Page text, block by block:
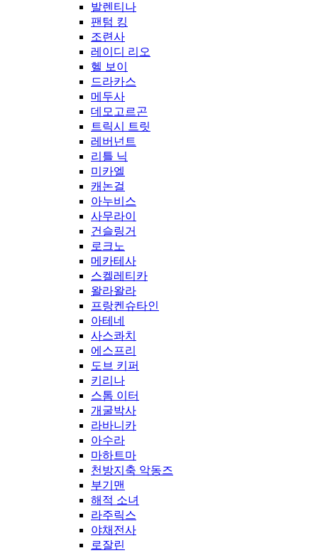
발렌티나
팬텀 킹
조련사
레이디 리오
헬 보이
드라카스
메두사
데모고르곤
트릭시 트릿
레버넌트
리틀 닉
미카엘
캐논걸
아누비스
사무라이
건슬링거
로크노
메카테사
스켈레티카
왈라왈라
프랑켄슈타인
아테네
사스콰치
에스프리
도브 키퍼
키리나
스톰 이터
개굴박사
라바니카
아수라
마하트마
천방지축 악동즈
부기맨
해적 소녀
라주릭스
야채전사
로잘린